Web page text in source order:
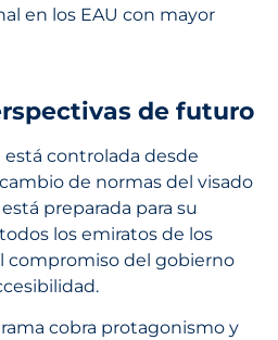
en los EAU con mayor
de futuro
controlada desde
de normas del visado
preparada para su
los emiratos de los
compromiso del gobierno
cobra protagonismo y